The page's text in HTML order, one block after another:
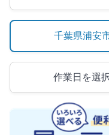
千葉県浦安
作業日を選